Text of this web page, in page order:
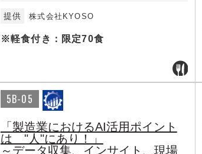
提供 株式会社KYOSO
※軽食付き：限定70食
5B-05
「製造業におけるAI活用ポイント
は "人"にあり！」
～データ収集、インサイト、現場